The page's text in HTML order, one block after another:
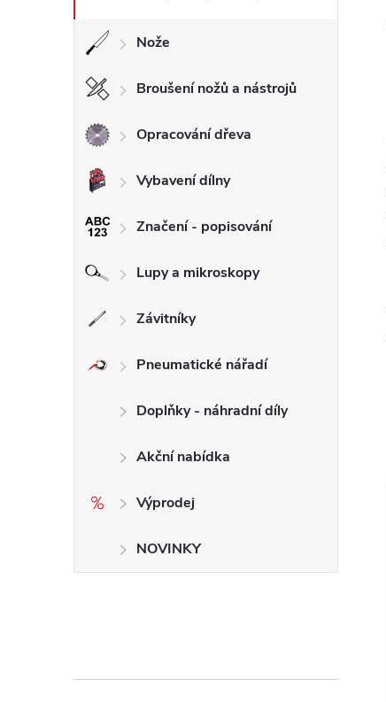
Nože
Broušení nožů a nástrojů
Opracování dřeva
Vybavení dílny
Značení - popisování
Lupy a mikroskopy
Závitníky
Pneumatické nářadí
Doplňky - náhradní díly
Akční nabídka
Výprodej
NOVINKY